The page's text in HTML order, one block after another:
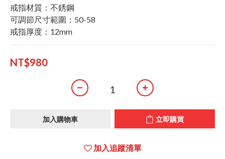
戒指材質：不銹鋼
可調節尺寸範圍：50-58
戒指厚度：12mm
NT$980
加入購物車 立即購買
加入追蹤清單